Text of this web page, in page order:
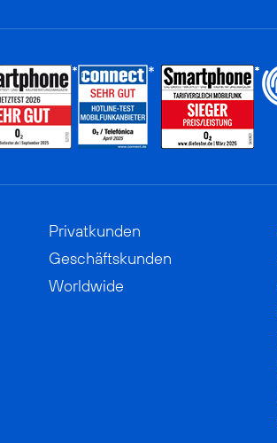
Privatkunden
Geschäftskunden
Worldwide